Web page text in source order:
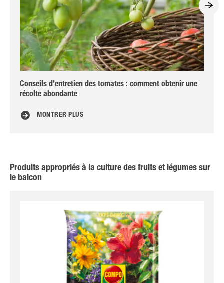
Conseils d’entretien des tomates : comment obtenir une
récolte abondante
MONTRER PLUS
Produits appropriés à la culture des fruits et légumes sur
le balcon